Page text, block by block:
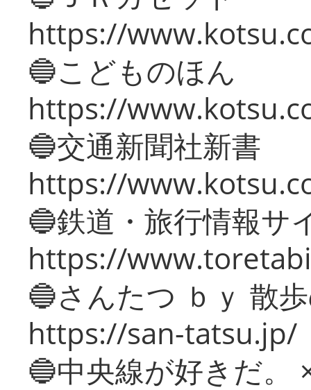
https://
🔵こどものほん
https://
🔵交通新聞社新書
https://
🔵鉄道・旅行情報サ
https://
🔵さんたつ ｂｙ 散
https://san-tatsu.jp/
🔵中央線が好きだ。